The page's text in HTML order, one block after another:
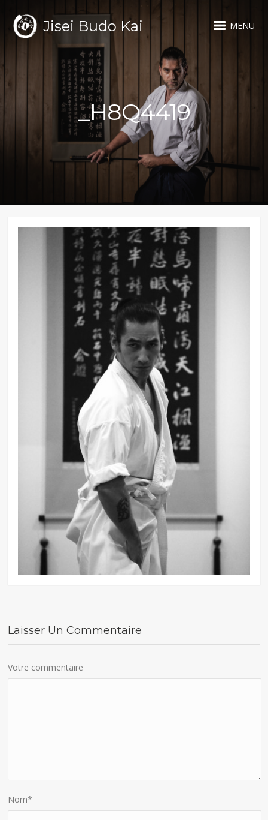
Jisei Budo Kai MENU
_H8Q4419
Laisser Un Commentaire
Votre commentaire
Nom*